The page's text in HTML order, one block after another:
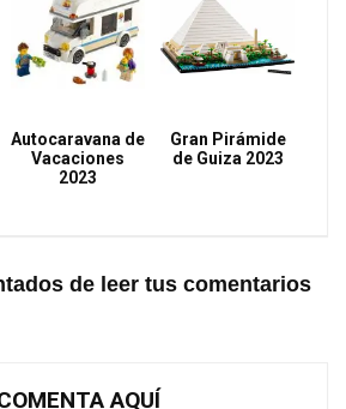
Autocaravana de
Vacaciones
2023
Gran Pirámide
de Guiza 2023
de leer tus comentarios
AQUÍ